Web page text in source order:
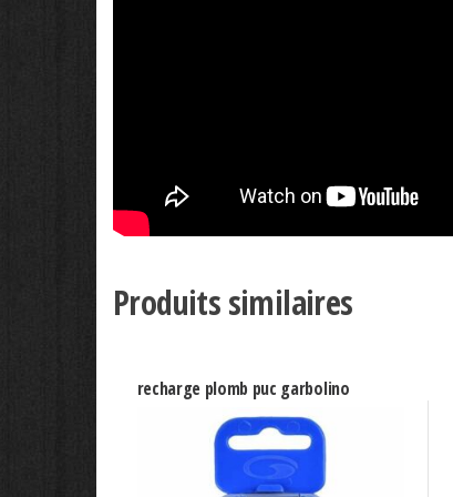
Produits similaires
recharge plomb puc garbolino